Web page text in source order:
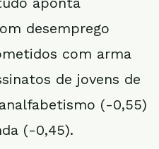
desemprego
com arma
de jovens de
(-0,55)
(-0,45).